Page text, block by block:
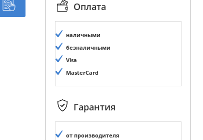
Оплата
наличными
безналичными
Visa
MasterCard
Гарантия
от производителя